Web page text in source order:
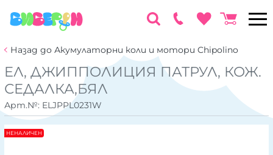
Назад до Акумулаторни коли и мотори Chipolino
EЛ, ДЖИППОЛИЦИЯ ПАТРУЛ, КОЖ.
СЕДАЛКА,БЯЛ
Арт.№: ELJPPL0231W
НЕНАЛИЧЕН